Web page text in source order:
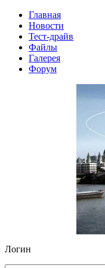
Главная
Новости
Тест-драйв
Файлы
Галерея
Форум
Логин